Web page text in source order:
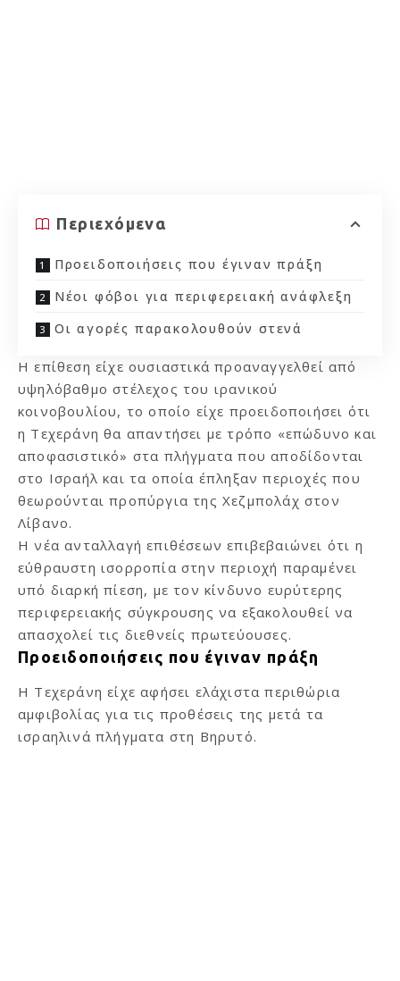
Περιεχόμενα
Προειδοποιήσεις που έγιναν πράξη
Νέοι φόβοι για περιφερειακή ανάφλεξη
Οι αγορές παρακολουθούν στενά
Η επίθεση είχε ουσιαστικά προαναγγελθεί από
υψηλόβαθμο στέλεχος του ιρανικού
κοινοβουλίου, το οποίο είχε προειδοποιήσει ότι
η Τεχεράνη θα απαντήσει με τρόπο «επώδυνο και
αποφασιστικό» στα πλήγματα που αποδίδονται
στο Ισραήλ και τα οποία έπληξαν περιοχές που
θεωρούνται προπύργια της Χεζμπολάχ στον
Λίβανο.
Η νέα ανταλλαγή επιθέσεων επιβεβαιώνει ότι η
εύθραυστη ισορροπία στην περιοχή παραμένει
υπό διαρκή πίεση, με τον κίνδυνο ευρύτερης
περιφερειακής σύγκρουσης να εξακολουθεί να
απασχολεί τις διεθνείς πρωτεύουσες.
Προειδοποιήσεις που έγιναν πράξη
Η Τεχεράνη είχε αφήσει ελάχιστα περιθώρια
αμφιβολίας για τις προθέσεις της μετά τα
ισραηλινά πλήγματα στη Βηρυτό.